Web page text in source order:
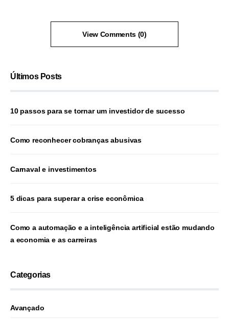
View Comments (0)
Últimos Posts
10 passos para se tornar um investidor de sucesso
Como reconhecer cobranças abusivas
Carnaval e investimentos
5 dicas para superar a crise econômica
Como a automação e a inteligência artificial estão mudando
a economia e as carreiras
Categorias
Avançado